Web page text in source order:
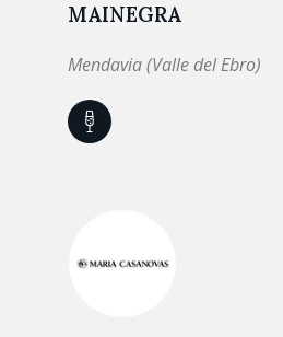
MAINEGRA
Mendavia (Valle del Ebro)